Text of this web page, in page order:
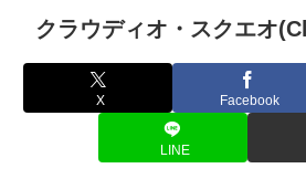
クラウディオ・スクエオ
X Facebook
LINE